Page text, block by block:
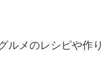
ルメのレシピや作り